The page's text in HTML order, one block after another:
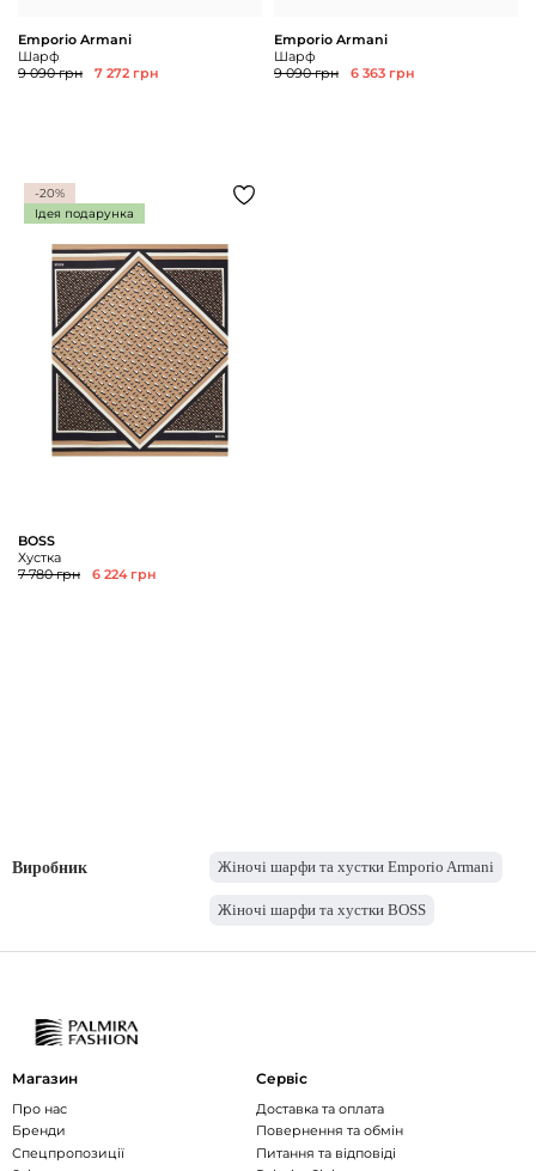
Emporio Armani
Шарф
9 090 грн
7 272 грн
Emporio Armani
Шарф
9 090 грн
6 363 грн
-20%
Ідея подарунка
BOSS
Хустка
7 780 грн
6 224 грн
Виробник Жіночі шарфи та хустки Emporio Armani
Жіночі шарфи та хустки BOSS
Магазин
Про нас
Бренди
Спецпропозиції
Сервіс
Доставка та оплата
Повернення та обмін
Питання та відповіді